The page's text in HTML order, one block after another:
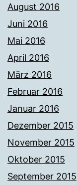
August 2016
Juni 2016
Mai 2016
April 2016
März 2016
Februar 2016
Januar 2016
Dezember 2015
November 2015
Oktober 2015
September 2015